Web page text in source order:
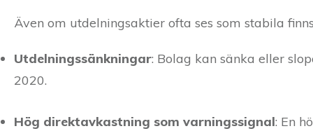
Även om utdelningsaktier ofta ses som stabila
Utdelningssänkningar: Bolag kan sänka eller
2020.
Hög direktavkastning som varningssignal: En